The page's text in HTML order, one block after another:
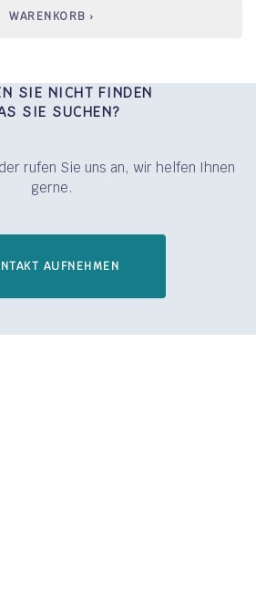
WARENKORB ›
SIE NICHT FINDEN
SIE SUCHEN?
rufen Sie uns an, wir helfen Ihnen
gerne.
AUFNEHMEN